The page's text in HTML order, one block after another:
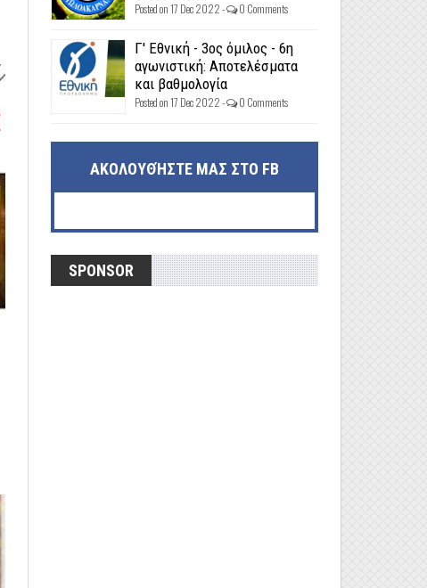
Posted on 17 Dec 2022 - 0 Comments
Γ' Εθνική - 3ος όμιλος - 6η
αγωνιστική: Αποτελέσματα
και βαθμολογία
Posted on 17 Dec 2022 - 0 Comments
ΑΚΟΛΟΥΘΉΣΤΕ ΜΑΣ ΣΤΟ FB
SPONSOR